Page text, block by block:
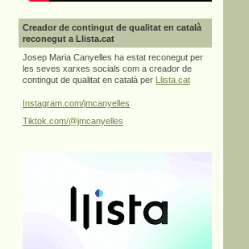
Creador de contingut de qualitat en català
reconegut a Llista.cat
Josep Maria Canyelles ha estat reconegut per
les seves xarxes socials com a creador de
contingut de qualitat en català per
Llista.cat
Instagram.com/jmcanyelles
Tiktok.com/@jmcanyelles